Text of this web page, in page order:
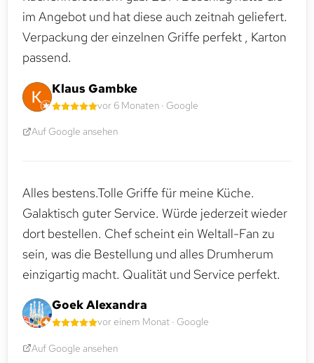
im Angebot und hat diese auch zeitnah geliefert.
Verpackung der einzelnen Griffe perfekt , Karton
passend.
Klaus Gambke
vor 6 Monaten · Google
Auf Google ansehen
Alles bestens.Tolle Griffe für meine Küche.
Galaktisch guter Service. Würde jederzeit wieder
dort bestellen. Chef scheint ein Weltall-Fan zu
sein, was die Bestellung und alles Drumherum
einzigartig macht. Qualität und Service perfekt.
Goek Alexandra
vor einem Monat · Google
Auf Google ansehen